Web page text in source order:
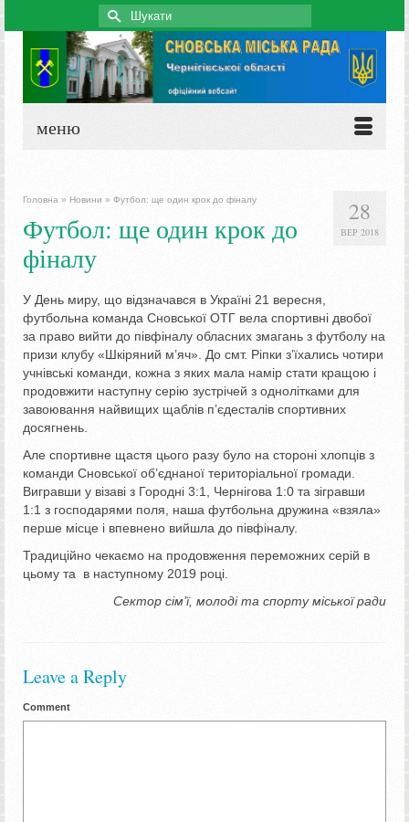
Search
for:
меню
28
ВЕР 2018
Головна » Новини » Футбол: ще один крок до фіналу
Футбол: ще один крок до
фіналу
У День миру, що відзначався в Україні 21 вересня,
футбольна команда Сновської ОТГ вела спортивні двобої
за право вийти до півфіналу обласних змагань з футболу на
призи клубу «Шкіряний м’яч». До смт. Ріпки з’їхались чотири
учнівські команди, кожна з яких мала намір стати кращою і
продовжити наступну серію зустрічей з однолітками для
завоювання найвищих щаблів п’єдесталів спортивних
досягнень.
Але спортивне щастя цього разу було на стороні хлопців з
команди Сновської об’єднаної територіальної громади.
Вигравши у візаві з Городні 3:1, Чернігова 1:0 та зігравши
1:1 з господарями поля, наша футбольна дружина «взяла»
перше місце і впевнено вийшла до півфіналу.
Традиційно чекаємо на продовження переможних серій в
цьому та в наступному 2019 році.
Сектор сім’ї, молоді та спорту міської ради
Leave a Reply
Comment